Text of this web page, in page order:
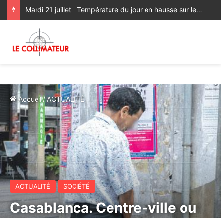
Mardi 21 juillet : Température du jour en hausse sur les plaines nord
Accueil/ ACTUALITÉ
ACTUALITÉ SOCIÉTÉ
Casablanca. Centre-ville ou